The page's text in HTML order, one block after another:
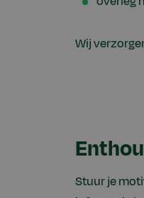
Wij
Stuur je